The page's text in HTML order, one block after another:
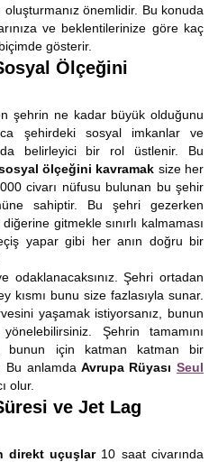
önemlidir. Bu konuda
ve beklentilerinize göre kaç
gösterir.
Ölçeğini
şehrin ne kadar büyük olduğunu
şehirdeki sosyal imkanlar ve
da belirleyici bir rol üstlenir. Bu
ölçeğini kavramak size her
civarı nüfusu bulunan bu şehir
sahiptir. Bu şehri gezerken
gitmekle sınırlı kalmaması
yapar gibi her anın doğru bir
odaklanacaksınız. Şehri ortadan
kısmı bunu size fazlasıyla sunar.
yaşamak istiyorsanız, bunun
Şehrin tamamını
bunun için katman katman bir
Bu anlamda Avrupa RüyasıSeul
olur.
ve Jet Lag
direkt uçuşlar10 saat civarında